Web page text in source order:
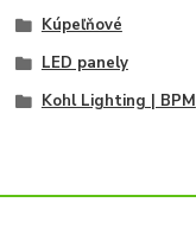
Kúpeľňové
LED panely
Kohl Lighting | BPM